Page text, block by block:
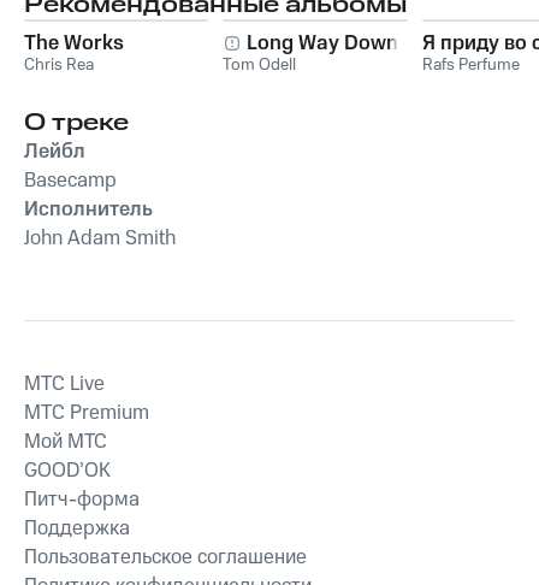
The Works
Chris Rea
Long Way Down
Tom Odell
Я приду во
Rafs Perfume
О треке
Лейбл
Basecamp
Исполнитель
John Adam Smith
MTС Live
MTС Premium
Мой МТС
GOOD’OK
Питч-форма
Поддержка
Пользовательское соглашение